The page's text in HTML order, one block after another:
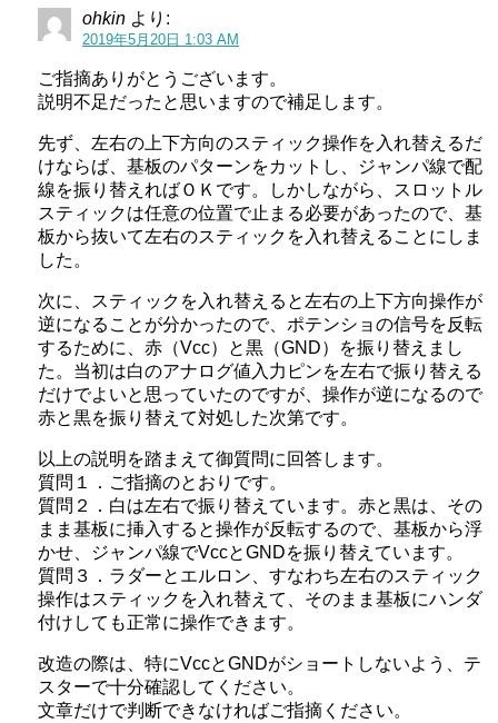
ohkin より:
2019年5月20日 1:03 AM
ご指摘ありがとうございます。
説明不足だったと思いますので補足します。
先ず、左右の上下方向のスティック操作を入れ替えるだ
けならば、基板のパターンをカットし、ジャンパ線で配
線を振り替えればＯＫです。しかしながら、スロットル
スティックは任意の位置で止まる必要があったので、基
板から抜いて左右のスティックを入れ替えることにしま
した。
次に、スティックを入れ替えると左右の上下方向操作が
逆になることが分かったので、ポテンショの信号を反転
するために、赤（Vcc）と黒（GND）を振り替えまし
た。当初は白のアナログ値入力ピンを左右で振り替える
だけでよいと思っていたのですが、操作が逆になるので
赤と黒を振り替えて対処した次第です。
以上の説明を踏まえて御質問に回答します。
質問１．ご指摘のとおりです。
質問２．白は左右で振り替えています。赤と黒は、その
まま基板に挿入すると操作が反転するので、基板から浮
かせ、ジャンパ線でVccとGNDを振り替えています。
質問３．ラダーとエルロン、すなわち左右のスティック
操作はスティックを入れ替えて、そのまま基板にハンダ
付けしても正常に操作できます。
改造の際は、特にVccとGNDがショートしないよう、テ
スターで十分確認してください。
文章だけで判断できなければご指摘ください。